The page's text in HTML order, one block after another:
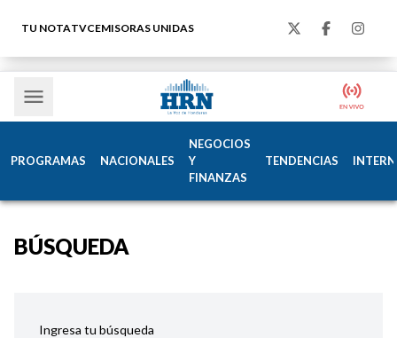
TU NOTATVCEMISORAS UNIDAS
PROGRAMAS NACIONALES
NEGOCIOS
Y
FINANZAS
TENDENCIAS
BÚSQUEDA
Ingresa tu búsqueda